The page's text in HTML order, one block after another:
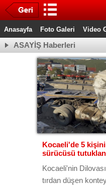
Anasayfa Foto Galeri Video
ASAYİŞ Haberleri
Kocaeli'de 5
sürücüsü
Kocaeli'nin
tırdan düşen